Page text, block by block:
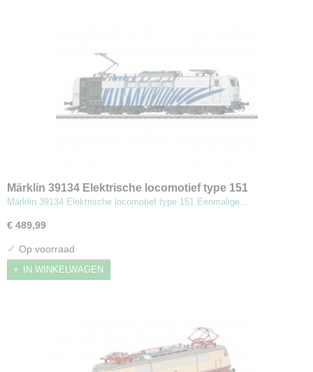
Märklin 39134 Elektrische locomotief type 151
Märklin 39134 Elektrische locomotief type 151 Eenmalige…
€ 489,99
✓ Op voorraad
IN WINKELWAGEN